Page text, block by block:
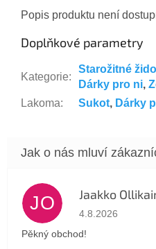
Popis produktu není
Doplňkové parametry
Kategorie:
Starožitné
Dárky pro ni,
Lakoma: Sukot, Dárky
JO Jaakko
Hodnocení
4.8.2026
Pěkný obchod!